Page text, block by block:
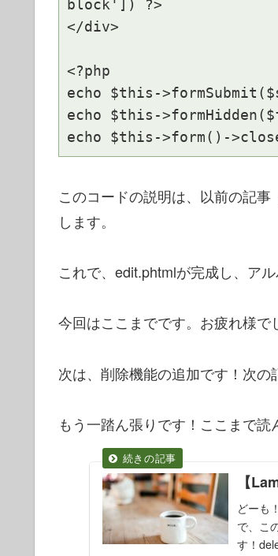
block']) ?>
</div>
<?php
echo $this-
echo $this-
echo $this->form()-
このコードの説明は、以前の記事
します。
これで、 edit.phtmlが完成し、ア
今回はここまでです。お疲れ様で
次は、削除機能の追加です！次の
もう一踏ん張りです！ここまで読
【
どーも
で、こ
す！